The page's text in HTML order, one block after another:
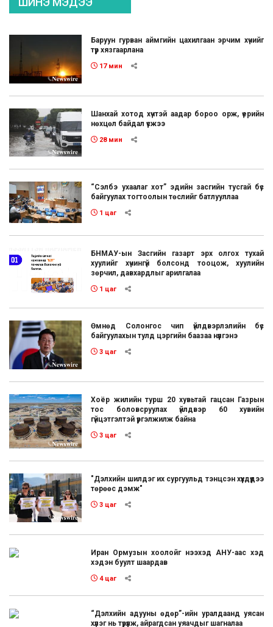
Баруун гурван аймгийн цахилгаан эрчим хүчийг
түр хязгаарлана
17 мин
Шанхай хотод хүчтэй аадар бороо орж, үерийн
нөхцөл байдал үүсжээ
28 мин
“Сэлбэ ухаалаг хот” эдийн засгийн тусгай бүс
байгуулах тогтоолын төслийг батлууллаа
1 цаг
БНМАУ-ын Засгийн газарт эрх олгох тухай
хуулийг хүчингүй болсонд тооцож, хуулийн
зөрчил, давхардлыг арилгалаа
1 цаг
Өмнөд Солонгос чип үйлдвэрлэлийн бүс
байгуулахын тулд цэргийн баазаа нүүлгэнэ
3 цаг
Хоёр жилийн турш 20 хувьтай гацсан Газрын
тос боловсруулах үйлдвэр 60 хувийн
гүйцэтгэлтэй үргэлжилж байна
3 цаг
"Дэлхийн шилдэг их сургуульд тэнцсэн хүүхдүүдээ
төрөөс дэмж"
3 цаг
Иран Ормузын хоолойг нээхэд АНУ-аас хэд
хэдэн буулт шаардав
4 цаг
“Дэлхийн адууны өдөр”-ийн уралдаанд уясан
хүлэг нь түрүүлж, айрагдсан уяачдыг шагналаа